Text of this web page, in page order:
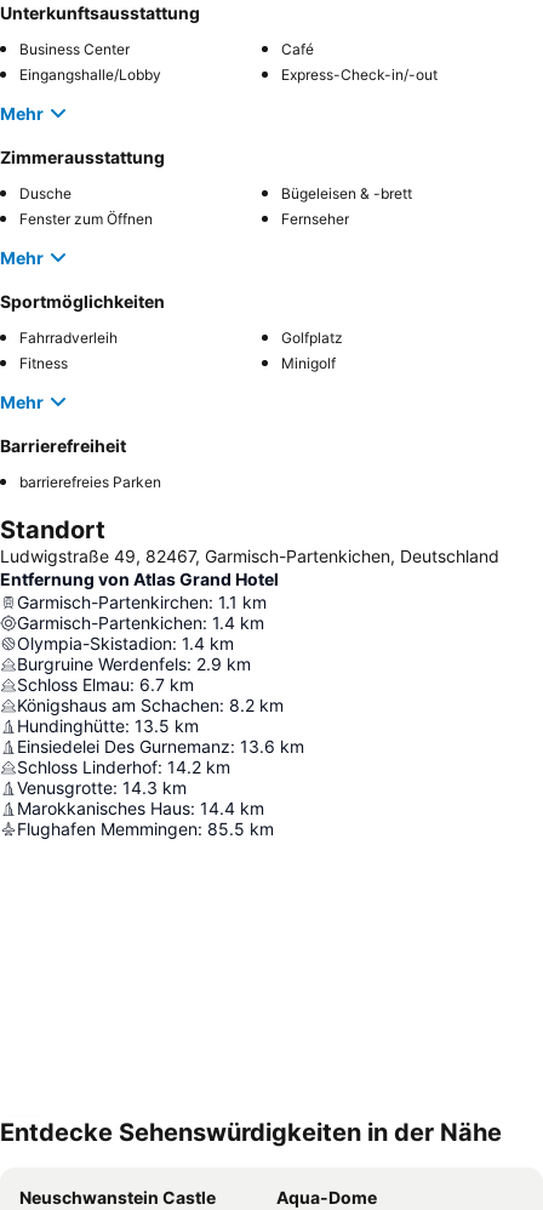
Unterkunftsausstattung
Business Center
Café
Eingangshalle/Lobby
Express-Check-in/-out
Mehr
Zimmerausstattung
Dusche
Bügeleisen & -brett
Fenster zum Öffnen
Fernseher
Mehr
Sportmöglichkeiten
Fahrradverleih
Golfplatz
Fitness
Minigolf
Mehr
Barrierefreiheit
barrierefreies Parken
Standort
Ludwigstraße 49, 82467, Garmisch-Partenkichen, Deutschland
Entfernung von Atlas Grand Hotel
Garmisch-Partenkirchen: 1.1 km
Garmisch-Partenkichen: 1.4 km
Olympia-Skistadion: 1.4 km
Burgruine Werdenfels: 2.9 km
Schloss Elmau: 6.7 km
Königshaus am Schachen: 8.2 km
Hundinghütte: 13.5 km
Einsiedelei Des Gurnemanz: 13.6 km
Schloss Linderhof: 14.2 km
Venusgrotte: 14.3 km
Marokkanisches Haus: 14.4 km
Flughafen Memmingen: 85.5 km
Entdecke Sehenswürdigkeiten in der Nähe
Neuschwanstein Castle
Aqua-Dome